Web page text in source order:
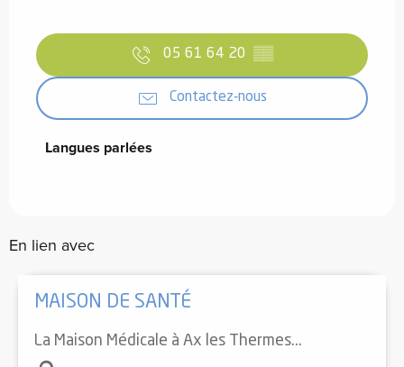
05 61 64 20 ▒▒
Contactez-nous
Langues parlées
Langues parlées
En lien avec
MAISON DE SANTÉ
La Maison Médicale à Ax les Thermes...